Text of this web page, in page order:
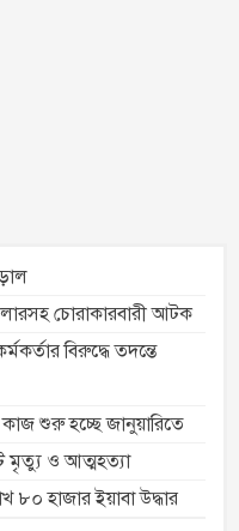
চোরাকারবারী আটক
বিরুদ্ধে তদন্তে
কাজ শুরু হচ্ছে জানুয়ারিতে
মৃত্যু ও আত্মহত্যা
৮০ হাজার ইয়াবা উদ্ধার